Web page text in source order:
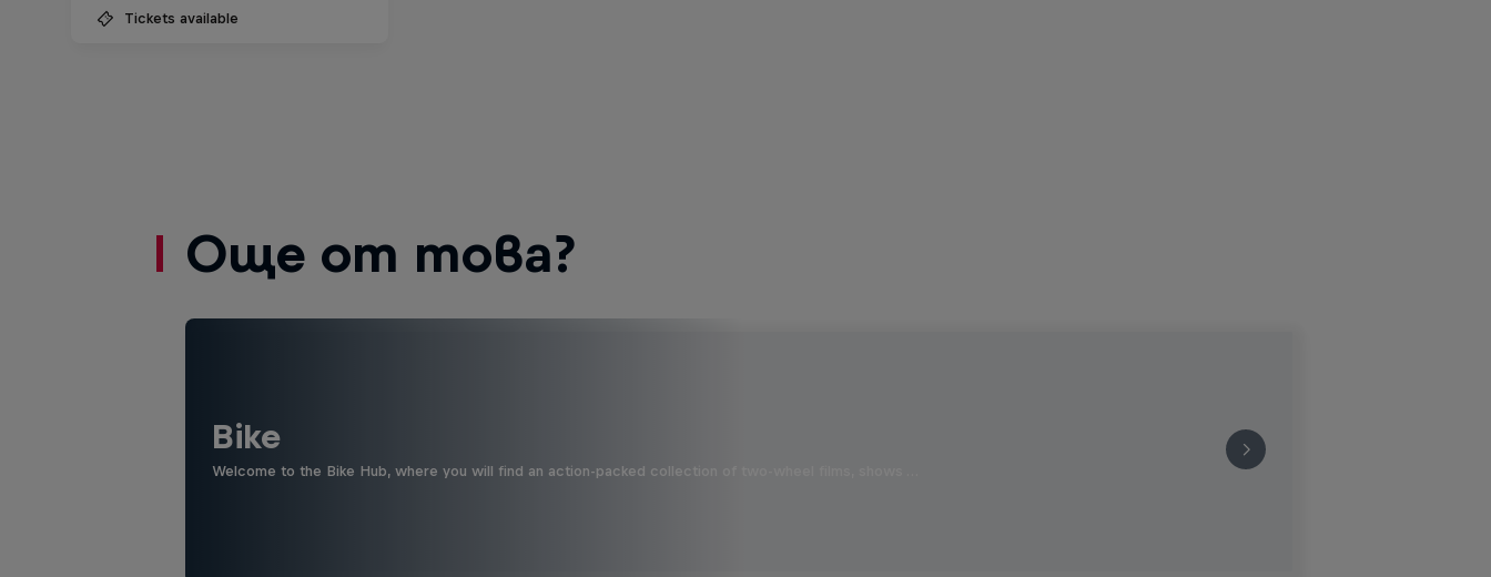
Tickets available
Още от това?
Bike
Welcome to the Bike Hub, where you will find an action-packed collection of two-wheel films, shows …